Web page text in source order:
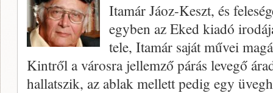
Itamár Jáoz-Keszt, és
egyben az Eked kiadó
tele, Itamár saját művei
Kintről a városra jellemző párás levegő
hallatszik, az ablak mellett pedig egy